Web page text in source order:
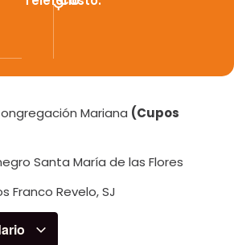
Mariana (Cupos
Santa María de las Flores
Franco Revelo, SJ